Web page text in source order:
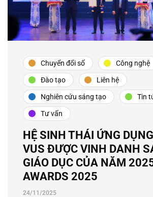
Chuyển đổi số Công nghệ
Đào tạo Liên hệ
Nghiên cứu sáng tạo Tin
Tư vấn
HỆ SINH THÁI ỨNG
VUS ĐƯỢC VINH DANH
GIÁO DỤC CỦA NĂM
AWARDS 2025
24/11/2025